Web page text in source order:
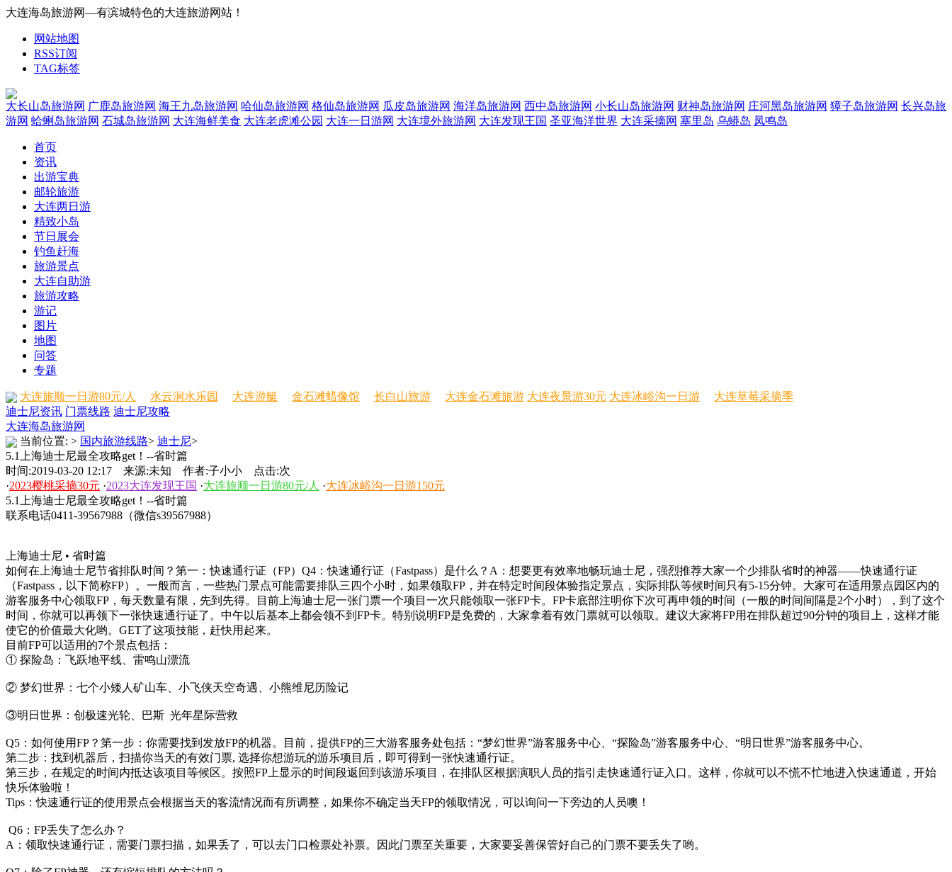
大连海岛旅游网—有滨城特色的大连旅游网站！
网站地图
RSS订阅
TAG标签
大长山岛旅游网 广鹿岛旅游网 海王九岛旅游网 哈仙岛旅游网 格仙岛旅游网 瓜皮岛旅游网 海洋岛旅游网 西中岛旅游网 小长山岛旅游网 财神岛旅游网 庄河黑岛旅游网 獐子岛旅游网 长兴岛旅
游网 蛤蜊岛旅游网 石城岛旅游网 大连海鲜美食 大连老虎滩公园 大连一日游网 大连境外旅游网 大连发现王国 圣亚海洋世界 大连采摘网 塞里岛 乌蟒岛 凤鸣岛
首页
资讯
出游宝典
邮轮旅游
大连两日游
精致小岛
节日展会
钓鱼赶海
旅游景点
大连自助游
旅游攻略
游记
图片
地图
问答
专题
大连旅顺一日游80元/人 水云涧水乐园 大连游艇 金石滩蜡像馆 长白山旅游 大连金石滩旅游 大连夜景游30元 大连冰峪沟一日游
大连草莓采摘季
迪士尼资讯 门票线路 迪士尼攻略
大连海岛旅游网
当前位置: > 国内旅游线路> 迪士尼>
5.1上海迪士尼最全攻略get！--省时篇
时间:2019-03-20 12:17 来源:未知 作者:子小小 点击:次
·2023樱桃采摘30元 ·2023大连发现王国 ·大连旅顺一日游80元/人 ·大连冰峪沟一日游150元
5.1上海迪士尼最全攻略get！--省时篇
联系电话0411-39567988（微信s39567988）
上海迪士尼 • 省时篇
如何在上海迪士尼节省排队时间？第一：快速通行证（FP）Q4：快速通行证（Fastpass）是什么？A：想要更有效率地畅玩迪士尼，强烈推荐大家一个少排队省时的神器——快速通行证
（Fastpass，以下简称FP）。一般而言，一些热门景点可能需要排队三四个小时，如果领取FP，并在特定时间段体验指定景点，实际排队等候时间只有5-15分钟。大家可在适用景点园区内的
游客服务中心领取FP，每天数量有限，先到先得。目前上海迪士尼一张门票一个项目一次只能领取一张FP卡。FP卡底部注明你下次可再申领的时间（一般的时间间隔是2个小时），到了这个
时间，你就可以再领下一张快速通行证了。中午以后基本上都会领不到FP卡。特别说明FP是免费的，大家拿着有效门票就可以领取。建议大家将FP用在排队超过90分钟的项目上，这样才能
使它的价值最大化哟。GET了这项技能，赶快用起来。
目前FP可以适用的7个景点包括：
① 探险岛：飞跃地平线、雷鸣山漂流
② 梦幻世界：七个小矮人矿山车、小飞侠天空奇遇、小熊维尼历险记
③明日世界：创极速光轮、巴斯 光年星际营救
Q5：如何使用FP？第一步：你需要找到发放FP的机器。目前，提供FP的三大游客服务处包括：“梦幻世界”游客服务中心、“探险岛”游客服务中心、“明日世界”游客服务中心。
第二步：找到机器后，扫描你当天的有效门票, 选择你想游玩的游乐项目后，即可得到一张快速通行证。
第三步，在规定的时间内抵达该项目等候区。按照FP上显示的时间段返回到该游乐项目，在排队区根据演职人员的指引走快速通行证入口。这样，你就可以不慌不忙地进入快速通道，开始
快乐体验啦！
Tips：快速通行证的使用景点会根据当天的客流情况而有所调整，如果你不确定当天FP的领取情况，可以询问一下旁边的人员噢！
Q6：FP丢失了怎么办？
A：领取快速通行证，需要门票扫描，如果丢了，可以去门口检票处补票。因此门票至关重要，大家要妥善保管好自己的门票不要丢失了哟。